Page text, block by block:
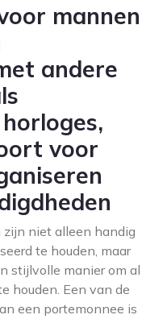
mannen
andere
voor
niet alleen handig
te houden, maar
stijlvolle manier om al
houden. Een van de
een portemonnee is